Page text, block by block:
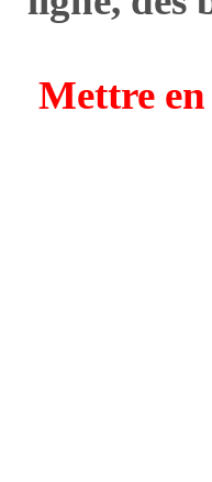
Mettre